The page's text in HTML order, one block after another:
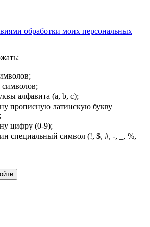
обработки моих персональных
символов;
алфавита (a, b, c);
прописную латинскую букву
цифру (0-9);
специальный символ (!, $, #, -, _, %,